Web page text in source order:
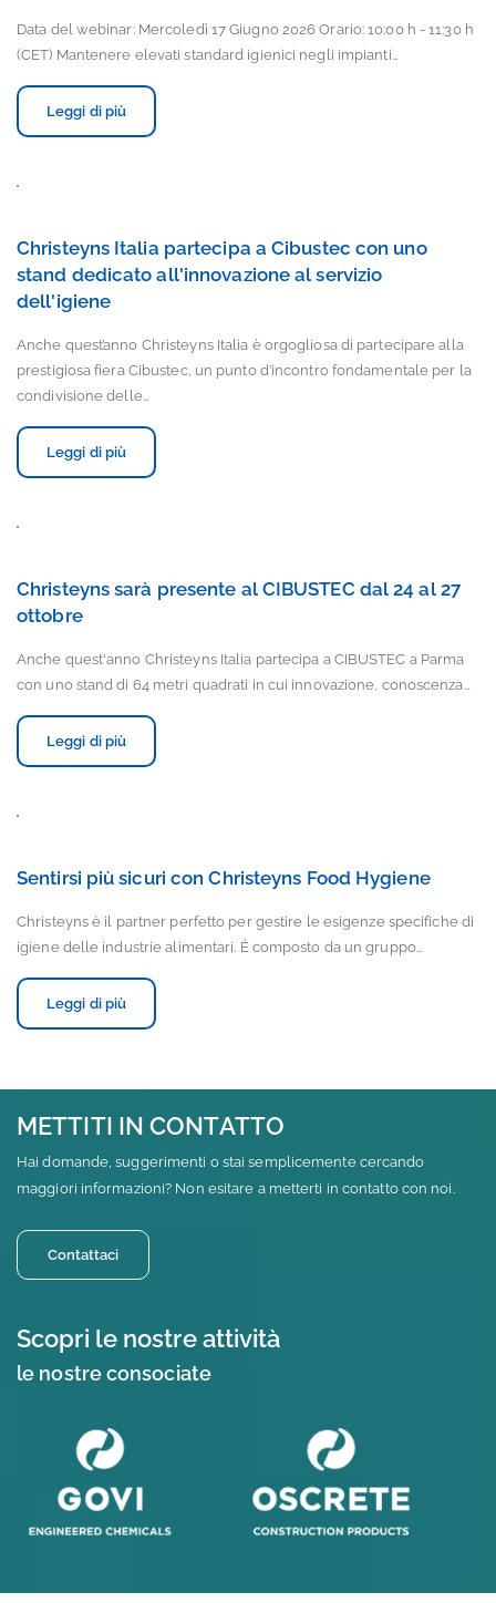
Data del webinar: Mercoledì 17 Giugno 2026 Orario: 10:00 h - 11:30 h
(CET) Mantenere elevati standard igienici negli impianti…
Leggi di più
Christeyns Italia partecipa a Cibustec con uno
stand dedicato all'innovazione al servizio
dell'igiene
Anche quest’anno Christeyns Italia è orgogliosa di partecipare alla
prestigiosa fiera Cibustec, un punto d’incontro fondamentale per la
condivisione delle…
Leggi di più
Christeyns sarà presente al CIBUSTEC dal 24 al 27
ottobre
Anche quest'anno Christeyns Italia partecipa a CIBUSTEC a Parma
con uno stand di 64 metri quadrati in cui innovazione, conoscenza…
Leggi di più
Sentirsi più sicuri con Christeyns Food Hygiene
Christeyns è il partner perfetto per gestire le esigenze specifiche di
igiene delle industrie alimentari. È composto da un gruppo…
Leggi di più
METTITI IN CONTATTO
Hai domande, suggerimenti o stai semplicemente cercando
maggiori informazioni? Non esitare a metterti in contatto con noi.
Contattaci
Scopri le nostre attività
le nostre consociate